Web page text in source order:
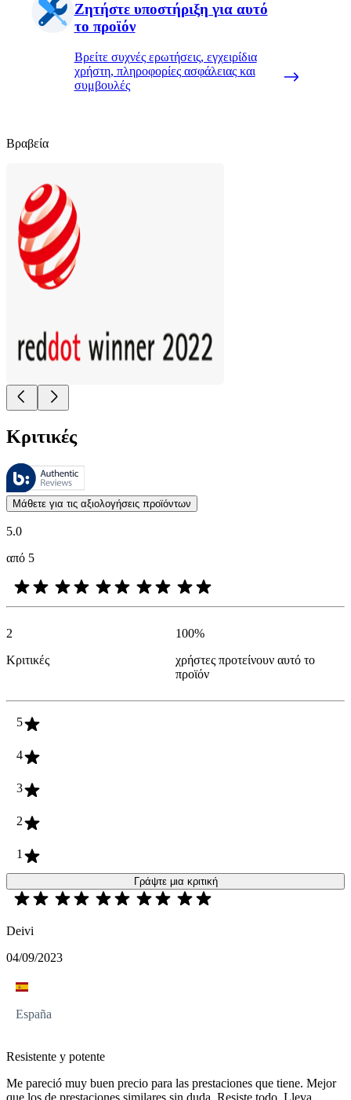
Ζητήστε υποστήριξη για αυτό
το προϊόν
Βρείτε συχνές ερωτήσεις, εγχειρίδια
χρήστη, πληροφορίες ασφάλειας και
συμβουλές
Βραβεία
Κριτικές
Αυτές οι κριτικές υποβάλλονται σε διαχείριση από το
Οι απόψεις των πελατών με τη μορφή αξιολογήσεων προϊόντων και
Μάθετε για τις αξιολογήσεις προϊόντων
5.0
από 5
2
Κριτικές
100%
χρήστες προτείνουν αυτό το
προϊόν
5
4
3
2
1
Γράψτε μια κριτική
Deivi
04/09/2023
España
Resistente y potente
Me pareció muy buen precio para las prestaciones que tiene. Mejor
que los de prestaciones similares sin duda. Resiste todo. Lleva